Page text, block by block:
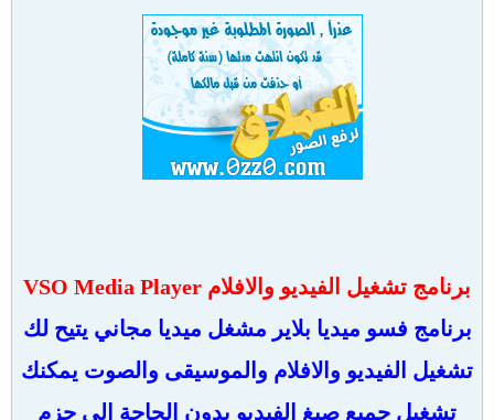
برنامج تشغيل الفيديو والافلام VSO Media Player
برنامج فسو ميديا بلاير مشغل ميديا مجاني يتيح لك
تشغيل الفيديو والافلام والموسيقى والصوت يمكنك
تشغيل جميع صيغ الفيديو بدون الحاجة الى حزم